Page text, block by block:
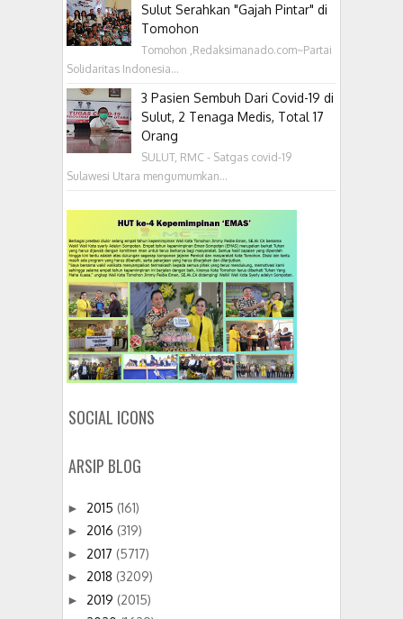
Sulut Serahkan "Gajah Pintar" di
Tomohon
Tomohon ,Redaksimanado.com~Partai
Solidaritas Indonesia...
3 Pasien Sembuh Dari Covid-19 di
Sulut, 2 Tenaga Medis, Total 17
Orang
SULUT, RMC - Satgas covid-19
Sulawesi Utara mengumumkan...
SOCIAL ICONS
ARSIP BLOG
► 2015 (161)
► 2016 (319)
► 2017 (5717)
► 2018 (3209)
► 2019 (2015)